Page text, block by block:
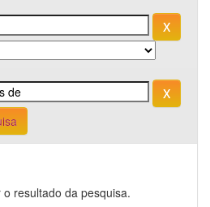
resultado da pesquisa.